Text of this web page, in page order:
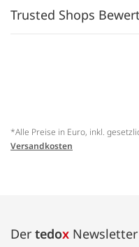
Trusted Shops
*Alle Preise in Euro, inkl.
Versandkosten
Der tedox Newsletter